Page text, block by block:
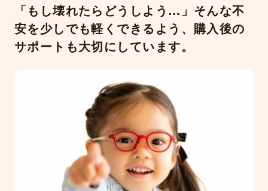
「もし壊れたらどうしよう…」そんな不
安を少しでも軽くできるよう、購入後の
サポートも大切にしています。